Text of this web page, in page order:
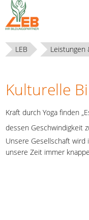
LEB Leistungen
Kulturelle
Kraft durch Yoga finden
dessen Geschwindigkeit
Unsere Gesellschaft wird
unsere Zeit immer